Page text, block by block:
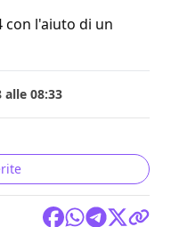
con l'aiuto di un
alle 08:33